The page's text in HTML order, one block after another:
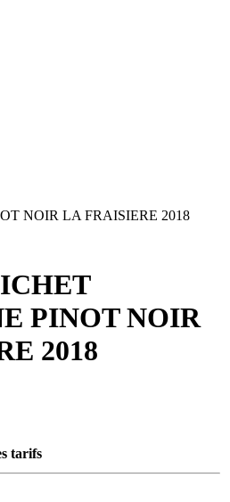
NOIR LA FRAISIERE 2018
PINOT NOIR
2018
tarifs